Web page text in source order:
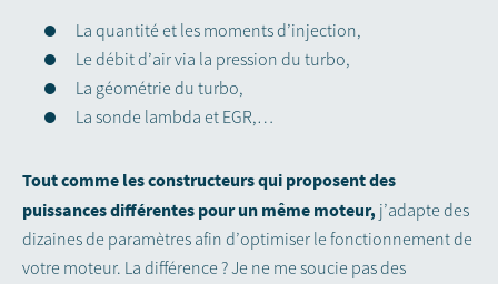
La quantité et les moments d’injection,
Le débit d’air via la pression du turbo,
La géométrie du turbo,
La sonde lambda et EGR,…
Tout comme les constructeurs qui proposent des
puissances différentes pour un même moteur, j’adapte des
dizaines de paramètres afin d’optimiser le fonctionnement de
votre moteur. La différence ? Je ne me soucie pas des